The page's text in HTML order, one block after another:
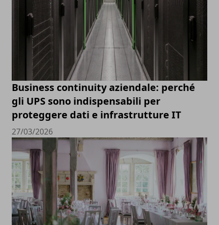
Business continuity aziendale: perché
gli UPS sono indispensabili per
proteggere dati e infrastrutture IT
27/03/2026